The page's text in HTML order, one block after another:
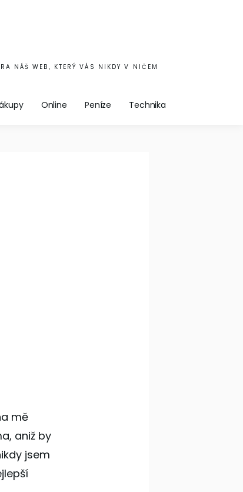
NÁŠ WEB, KTERÝ VÁS NIKDY V NIČEM
Online Peníze Technika
mě
aniž by
jsem